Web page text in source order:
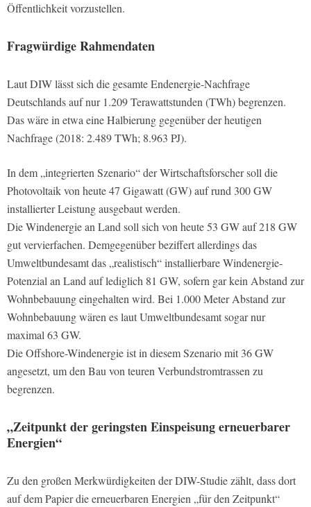
Öffentlichkeit vorzustellen.
Fragwürdige Rahmendaten
Laut DIW lässt sich die gesamte Endenergie-Nachfrage
Deutschlands auf nur 1.209 Terawattstunden (TWh) begrenzen.
Das wäre in etwa eine Halbierung gegenüber der heutigen
Nachfrage (2018: 2.489 TWh; 8.963 PJ).
In dem „integrierten Szenario“ der Wirtschaftsforscher soll die
Photovoltaik von heute 47 Gigawatt (GW) auf rund 300 GW
installierter Leistung ausgebaut werden.
Die Windenergie an Land soll sich von heute 53 GW auf 218 GW
gut vervierfachen. Demgegenüber beziffert allerdings das
Umweltbundesamt das „realistisch“ installierbare Windenergie-
Potenzial an Land auf lediglich 81 GW, sofern gar kein Abstand zur
Wohnbebauung eingehalten wird. Bei 1.000 Meter Abstand zur
Wohnbebauung wären es laut Umweltbundesamt sogar nur
maximal 63 GW.
Die Offshore-Windenergie ist in diesem Szenario mit 36 GW
angesetzt, um den Bau von teuren Verbundstromtrassen zu
begrenzen.
„Zeitpunkt der geringsten Einspeisung erneuerbarer
Energien“
Zu den großen Merkwürdigkeiten der DIW-Studie zählt, dass dort
auf dem Papier die erneuerbaren Energien „für den Zeitpunkt“